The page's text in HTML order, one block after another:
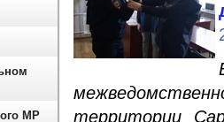
территории
МР